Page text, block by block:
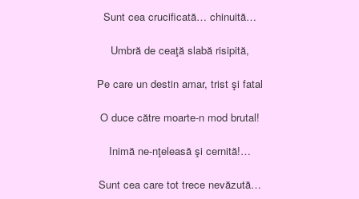
Sunt cea crucificată… chinuită…
Umbră de ceaţă slabă risipită,
Pe care un destin amar, trist şi fatal
O duce către moarte-n mod brutal!
Inimă ne-nţeleasă şi cernită!…
Sunt cea care tot trece nevăzută…